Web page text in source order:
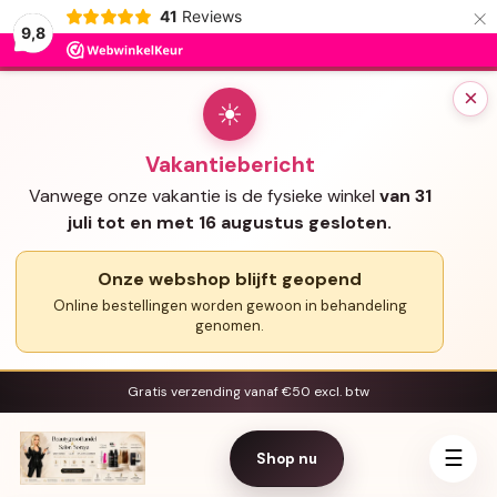
9,8
41 Reviews ×
×
☀
Vakantiebericht
Vanwege onze vakantie is de fysieke winkel van 31
juli tot en met 16 augustus gesloten.
Onze webshop blijft geopend
Online bestellingen worden gewoon in behandeling
genomen.
Gratis verzending vanaf €50 excl. btw
Shop nu ☰